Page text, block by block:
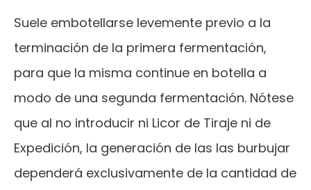
Suele embotellarse levemente previo a la
terminación de la primera fermentación,
para que la misma continue en botella a
modo de una segunda fermentación. Nótese
que al no introducir ni Licor de Tiraje ni de
Expedición, la generación de las las burbujar
dependerá exclusivamente de la cantidad de